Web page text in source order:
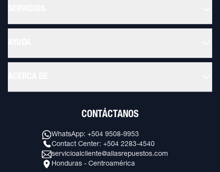
CONTÁCTANOS
WhatsApp: +504 9508-9953
Contact Center: +504 2283-4540
servicioalcliente@allasrepuestos.com
Honduras - Centroamérica